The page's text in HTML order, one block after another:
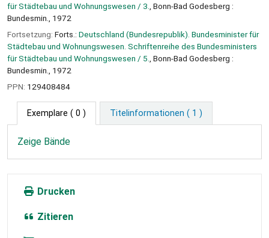
für Städtebau und Wohnungswesen / 3.
, Bonn-Bad Godesberg :
Bundesmin., 1972
Fortsetzung: Forts.: Deutschland (Bundesrepublik). Bundesminister für
Städtebau und Wohnungswesen. Schriftenreihe des Bundesministers
für Städtebau und Wohnungswesen / 5.
, Bonn-Bad Godesberg :
Bundesmin., 1972
PPN: 129408484
Exemplare ( 0 ) Titelinformationen ( 1 )
Zeige Bände
Drucken
Zitieren